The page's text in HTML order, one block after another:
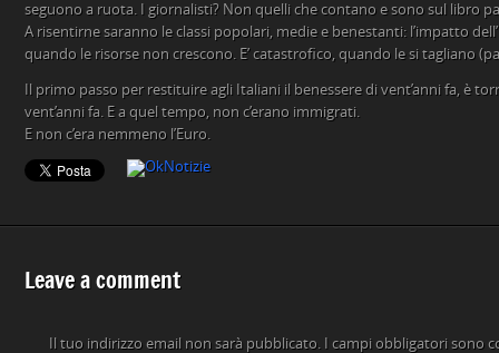
seguono a ruota. I giornalisti? Non quelli che contano e sono sul libro
A risentirne saranno le classi popolari, medie e benestanti: l’impatto
quando le risorse non crescono. E’ catastrofico, quando le si tagliano
Il primo passo per restituire agli Italiani il benessere di vent’anni fa, è
vent’anni fa. E a quel tempo, non c’erano immigrati.
E non c’era nemmeno l’Euro.
Leave a comment
Il tuo indirizzo email non sarà pubblicato. I campi obbligatori sono